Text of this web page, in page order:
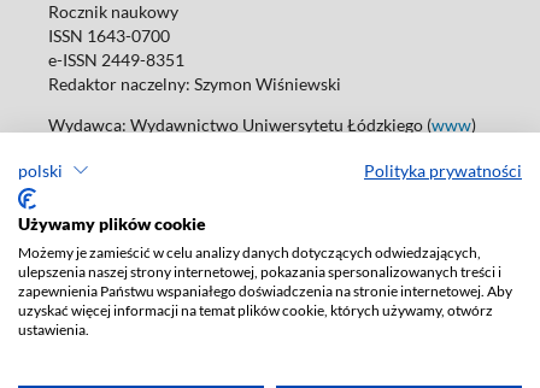
polski Polityka prywatności
Używamy plików cookie
Możemy je zamieścić w celu analizy danych dotyczących odwiedzających,
ulepszenia naszej strony internetowej, pokazania spersonalizowanych treści i
zapewnienia Państwu wspaniałego doświadczenia na stronie internetowej. Aby
uzyskać więcej informacji na temat plików cookie, których używamy, otwórz
ustawienia.
Rocznik naukowy
ISSN 1643-0700
e-ISSN 2449-8351
Redaktor naczelny: Szymon Wiśniewski
Wydawca: Wydawnictwo Uniwersytetu Łódzkiego (www)
Tel.: 42 235 01 65, fax: 42 66 55 86
Deklaracja dostępności